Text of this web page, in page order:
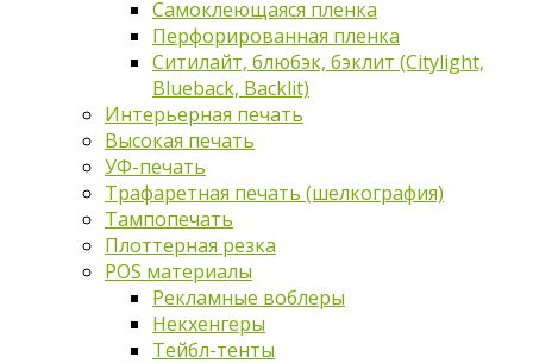
Самоклеющаяся пленка
Перфорированная пленка
Ситилайт, блюбэк, бэклит (Citylight,
Blueback, Backlit)
Интерьерная печать
Высокая печать
УФ-печать
Трафаретная печать (шелкография)
Тампопечать
Плоттерная резка
POS материалы
Рекламные воблеры
Некхенгеры
Тейбл-тенты